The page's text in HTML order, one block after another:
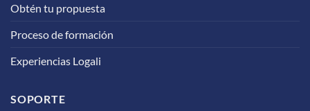
Obtén tu propuesta
Proceso de formación
Experiencias Logali
SOPORTE